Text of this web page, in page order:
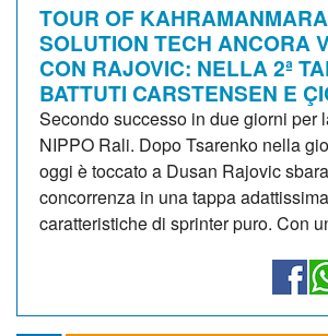
TOUR OF
SOLUTION TECH ANCORA
CON RAJOVIC: NELLA 2ª
BATTUTI CARSTENSEN E
Secondo successo in due giorni per
NIPPO Rali. Dopo Tsarenko nella
oggi è toccato a Dusan Rajovic
concorrenza in una tappa
caratteristiche di sprinter puro. Con